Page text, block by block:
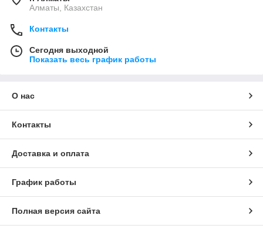
Алматы, Казахстан
Контакты
Сегодня выходной
Показать весь график работы
О нас
Контакты
Доставка и оплата
График работы
Полная версия сайта